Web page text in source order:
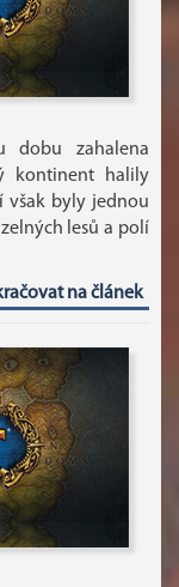
dobu zahalena
kontinent halily
však byly jednou
lesů a polí
na článek